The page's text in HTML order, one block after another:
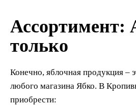
Ассортимент:
только
Конечно, яблочная продукция –
любого магазина Ябко. В
приобрести: